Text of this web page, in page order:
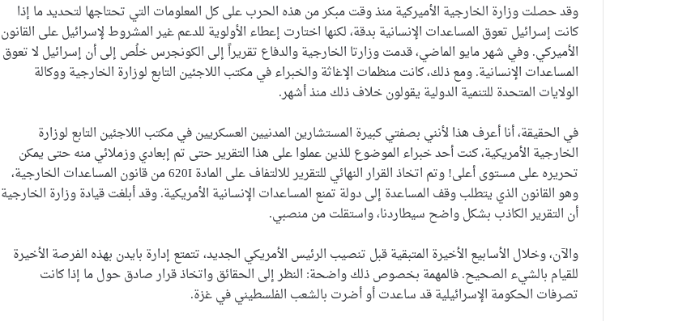
وقد حصلت وزارة الخارجية الأميركية منذ وقت مبكر من هذه الحرب على كل المعلومات التي تحتاجها لتحديد ما إذا
كانت إسرائيل تعوق المساعدات الإنسانية بدقة، لكنها اختارت إعطاء الأولوية للدعم غير المشروط لإسرائيل على القانون
الأميركي. وفي شهر مايو الماضي، قدمت وزارتا الخارجية والدفاع تقريراً إلى الكونجرس خلُص إلى أن إسرائيل لا تعوق
المساعدات الإنسانية. ومع ذلك، كانت منظمات الإغاثة والخبراء في مكتب اللاجئين التابع لوزارة الخارجية ووكالة
الولايات المتحدة للتنمية الدولية يقولون خلاف ذلك منذ أشهر.
في الحقيقة، أنا أعرف هذا لأنني بصفتي كبيرة المستشارين المدنيين العسكريين في مكتب اللاجئين التابع لوزارة
الخارجية الأمريكية، كنت أحد خبراء الموضوع للذين عملوا على هذا التقرير حتى تم إبعادي وزملائي منه حتى يمكن
تحريره على مستوى أعلى! وتم اتخاذ القرار النهائي للتقرير للالتفاف على المادة 620I من قانون المساعدات الخارجية،
وهو القانون الذي يتطلب وقف المساعدة إلى دولة تمنع المساعدات الإنسانية الأمريكية. وقد أبلغت قيادة وزارة الخارجية
أن التقرير الكاذب بشكل واضح سيطاردنا، واستقلت من منصبي.
والآن، وخلال الأسابيع الأخيرة المتبقية قبل تنصيب الرئيس الأمريكي الجديد، تتمتع إدارة بايدن بهذه الفرصة الأخيرة
للقيام بالشيء الصحيح. فالمهمة بخصوص ذلك واضحة: النظر إلى الحقائق واتخاذ قرار صادق حول ما إذا كانت
تصرفات الحكومة الإسرائيلية قد ساعدت أو أضرت بالشعب الفلسطيني في غزة.